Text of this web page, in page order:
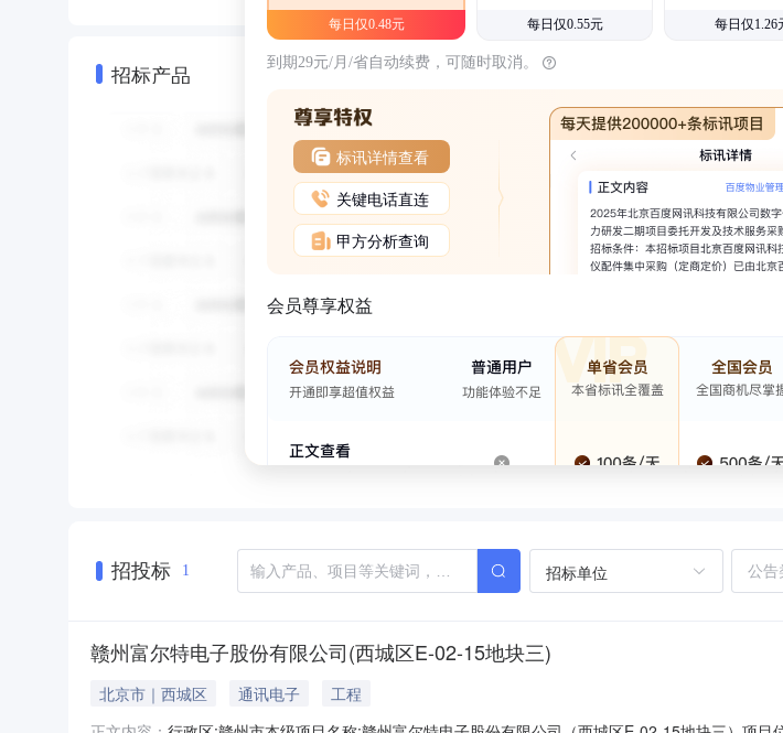
招标产品
每日仅0.48元 每日仅0.55元 每日仅1.26
到期29元/月/省自动续费，可随时取消。
标讯详情查看
关键电话直连
甲方分析查询
会员尊享权益
招投标 1 招标单位
赣州富尔特电子股份有限公司(西城区E-02-15地块三)
北京市｜西城区 通讯电子
工程